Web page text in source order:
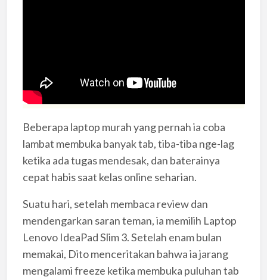
Beberapa laptop murah yang pernah ia coba
lambat membuka banyak tab, tiba-tiba nge-lag
ketika ada tugas mendesak, dan baterainya
cepat habis saat kelas online seharian.
Suatu hari, setelah membaca review dan
mendengarkan saran teman, ia memilih Laptop
Lenovo IdeaPad Slim 3. Setelah enam bulan
memakai, Dito menceritakan bahwa ia jarang
mengalami freeze ketika membuka puluhan tab